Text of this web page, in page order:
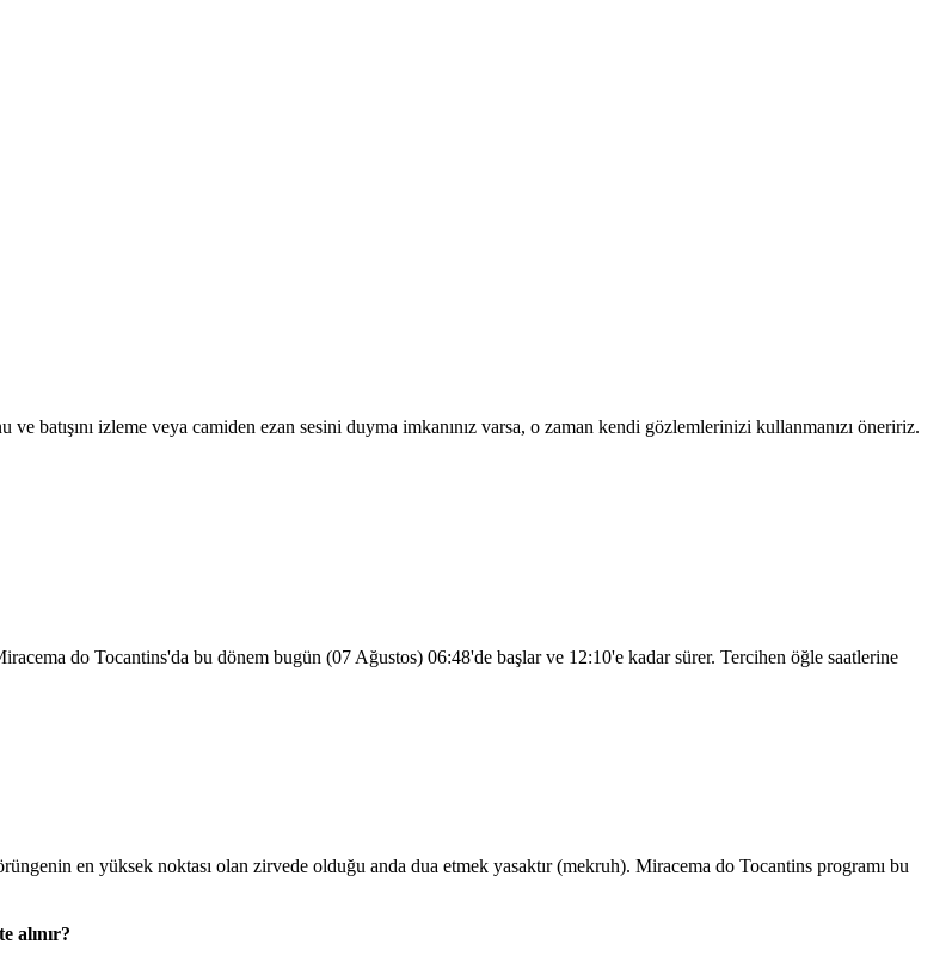
batışını izleme veya camiden ezan sesini duyma imkanınız varsa, o zaman kendi gözlemlerinizi kullanmanızı öneririz.
do Tocantins'da bu dönem bugün (07 Ağustos) 06:48'de başlar ve 12:10'e kadar sürer. Tercihen öğle saatlerine
en yüksek noktası olan zirvede olduğu anda dua etmek yasaktır (mekruh). Miracema do Tocantins programı bu
alınır?